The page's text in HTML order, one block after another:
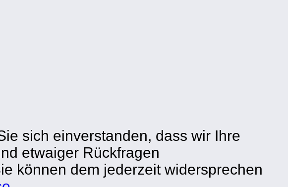
sich einverstanden, dass wir Ihre
etwaiger Rückfragen
können dem jederzeit widersprechen